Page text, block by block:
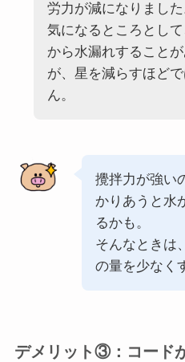
労力が減になりました
気になるところとし
から水漏れすること
が、星を減らすほど
ん。
攪拌力が強い
かりあうと水
るかも。
そんなときは
の量を少なく
デメリット③：コード